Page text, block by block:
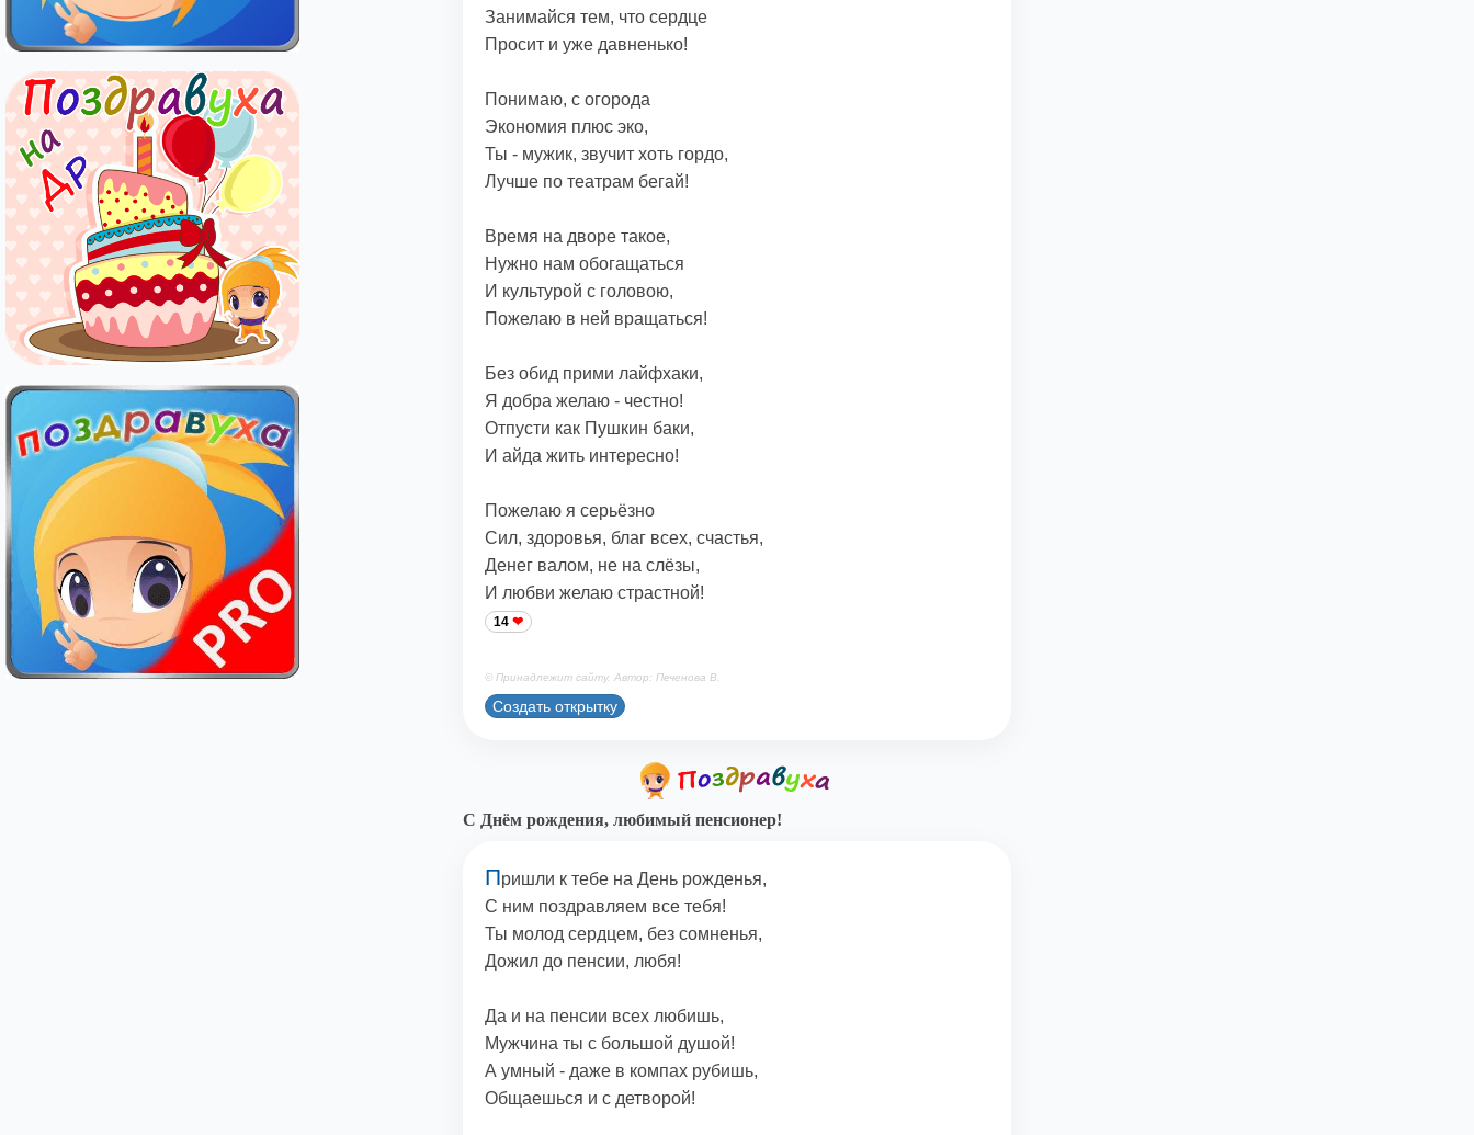
Занимайся тем, что сердце
Просит и уже давненько!
Понимаю, с огорода
Экономия плюс эко,
Ты - мужик, звучит хоть гордо,
Лучше по театрам бегай!
Время на дворе такое,
Нужно нам обогащаться
И культурой с головою,
Пожелаю в ней вращаться!
Без обид прими лайфхаки,
Я добра желаю - честно!
Отпусти как Пушкин баки,
И айда жить интересно!
Пожелаю я серьёзно
Сил, здоровья, благ всех, счастья,
Денег валом, не на слёзы,
И любви желаю страстной!
14
© Принадлежит сайту. Автор: Печенова В.
Создать открытку
С Днём рождения, любимый пенсионер!
Пришли к тебе на День рожденья,
С ним поздравляем все тебя!
Ты молод сердцем, без сомненья,
Дожил до пенсии, любя!
Да и на пенсии всех любишь,
Мужчина ты с большой душой!
А умный - даже в компах рубишь,
Общаешься и с детворой!